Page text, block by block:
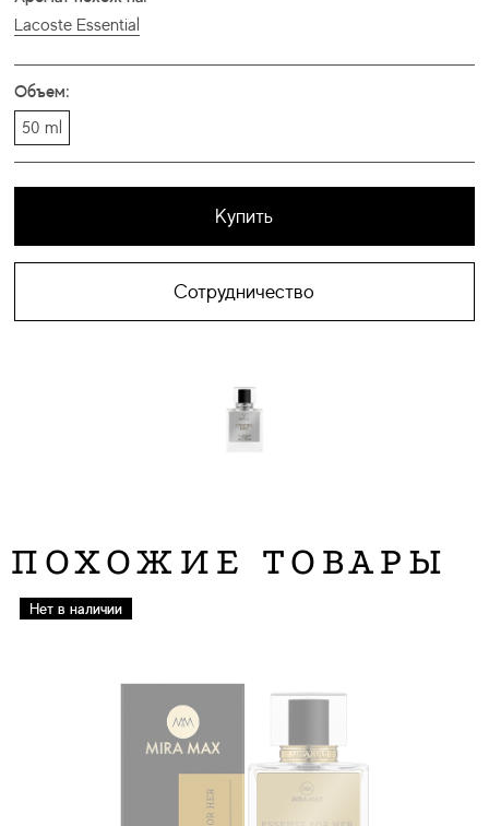
Lacoste Essential
Объем:
50 ml
Купить
Сотрудничество
ПОХОЖИЕ ТОВАРЫ
Нет в наличии